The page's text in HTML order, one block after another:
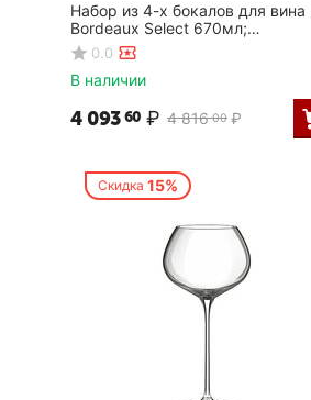
Набор из 4-х бокалов для вина
Bordeaux Select 670мл;
D=78/105,H=260мм, Rona
0.0
В наличии
4 816 00 ₽
4 09360 ₽
Скидка 15%